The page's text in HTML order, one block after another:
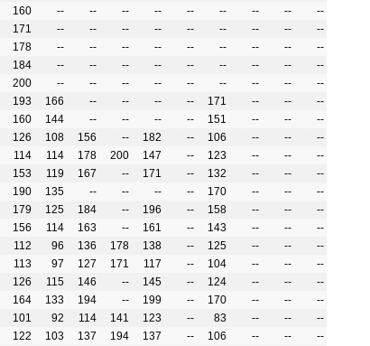
160 -- -- -- -- -- -- -- --
--
171 -- -- -- -- -- -- -- --
--
178 -- -- -- -- -- -- -- --
--
184 -- -- -- -- -- -- -- --
--
200 -- -- -- -- -- -- -- --
--
193 166 -- -- -- -- 171 -- --
--
160 144 -- -- -- -- 151 -- --
--
126 108 156 -- 182 -- 106 -- --
--
114 114 178 200 147 -- 123 -- --
--
153 119 167 -- 171 -- 132 -- --
--
190 135 -- -- -- -- 170 -- --
--
179 125 184 -- 196 -- 158 -- --
--
156 114 163 -- 161 -- 143 -- --
--
112 96 136 178 138 -- 125 -- --
--
113 97 127 171 117 -- 104 -- --
--
126 115 146 -- 145 -- 124 -- --
--
164 133 194 -- 199 -- 170 -- --
--
101 92 114 141 123 -- 83 -- --
--
122 103 137 194 137 -- 106 -- --
--